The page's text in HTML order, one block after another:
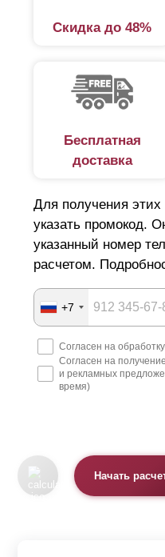
Скидка до 48%
Бесплатная
доставка
Для получения этих
указать промокод.
указанный номер
расчетом.
+7
Согласен на обработку
Согласен на
и рекламных
время)
Начать